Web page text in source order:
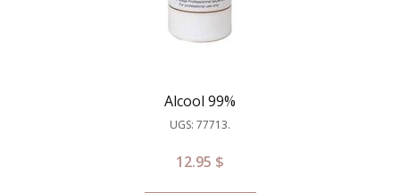
Alcool 99%
UGS: 77713.
12.95 $